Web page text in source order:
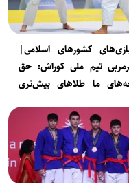
کشورهای اسلامی|
تیم ملی کوراش: حق
ما طلاهای بیش‌تری